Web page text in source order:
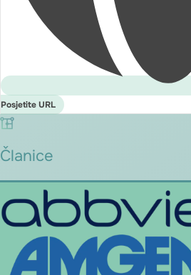
Posjetite URL
Članice